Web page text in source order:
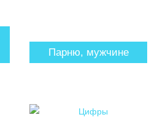
Парню, мужчине